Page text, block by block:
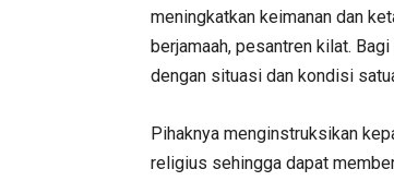
meningkatkan keimanan dan
berjamaah, pesantren kilat.
dengan situasi dan kondisi
Pihaknya menginstruksikan
religius sehingga dapat